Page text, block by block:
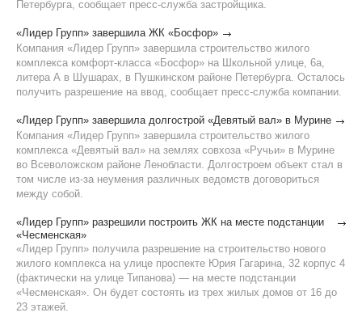
Петербурга, сообщает пресс-служба застройщика.
«Лидер Групп» завершила ЖК «Босфор»
Компания «Лидер Групп» завершила строительство жилого
комплекса комфорт-класса «Босфор» на Школьной улице, 6а,
литера А в Шушарах, в Пушкинском районе Петербурга. Осталось
получить разрешение на ввод, сообщает пресс-служба компании.
«Лидер Групп» завершила долгострой «Девятый вал» в Мурине
Компания «Лидер Групп» завершила строительство жилого
комплекса «Девятый вал» на землях совхоза «Ручьи» в Мурине
во Всеволожском районе Ленобласти. Долгостроем объект стал в
том числе из-за неумения различных ведомств договориться
между собой.
«Лидер Групп» разрешили построить ЖК на месте подстанции
«Чесменская»
«Лидер Групп» получила разрешение на строительство нового
жилого комплекса на улице проспекте Юрия Гагарина, 32 корпус 4
(фактически на улице Типанова) — на месте подстанции
«Чесменская». Он будет состоять из трех жилых домов от 16 до
23 этажей.